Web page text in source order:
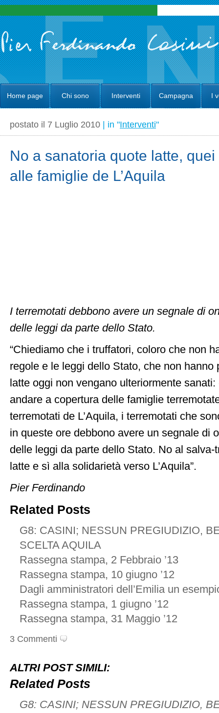
Home page Chi sono Interventi Campagna I
postato il 7 Luglio 2010 | in "Interventi"
No a sanatoria quote latte,
alle famiglie de L’Aquila
I terremotati debbono avere un segnale di
delle leggi da parte dello Stato.
“Chiediamo che i truffatori, coloro che non
regole e le leggi dello Stato, che non hanno
latte oggi non vengano ulteriormente
andare a copertura delle famiglie
terremotati de L’Aquila, i terremotati che
in queste ore debbono avere un segnale di
delle leggi da parte dello Stato. No al salva-
latte e sì alla solidarietà verso L’Aquila”.
Pier Ferdinando
Related Posts
G8: CASINI; NESSUN PREGIUDIZIO,
SCELTA AQUILA
Rassegna stampa, 2 Febbraio ’13
Rassegna stampa, 10 giugno ’12
Dagli amministratori dell’Emilia un
Rassegna stampa, 1 giugno ’12
Rassegna stampa, 31 Maggio ’12
3 Commenti
ALTRI POST SIMILI:
Related Posts
G8: CASINI; NESSUN PREGIUDIZIO,